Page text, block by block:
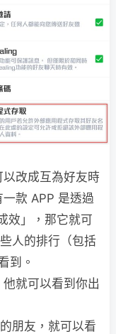
改成互為好友時
款 APP 是透過
效」，那它就可
人的排行（包括
到。
就可以看到你出
朋友，就可以看